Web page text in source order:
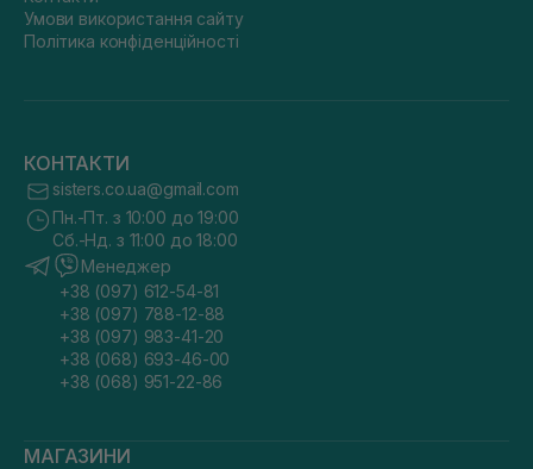
Умови використання сайту
Політика конфіденційності
КОНТАКТИ
sisters.co.ua@gmail.com
Пн.-Пт. з 10:00 до 19:00
Сб.-Нд. з 11:00 до 18:00
Менеджер
+38 (097) 612-54-81
+38 (097) 788-12-88
+38 (097) 983-41-20
+38 (068) 693-46-00
+38 (068) 951-22-86
МАГАЗИНИ